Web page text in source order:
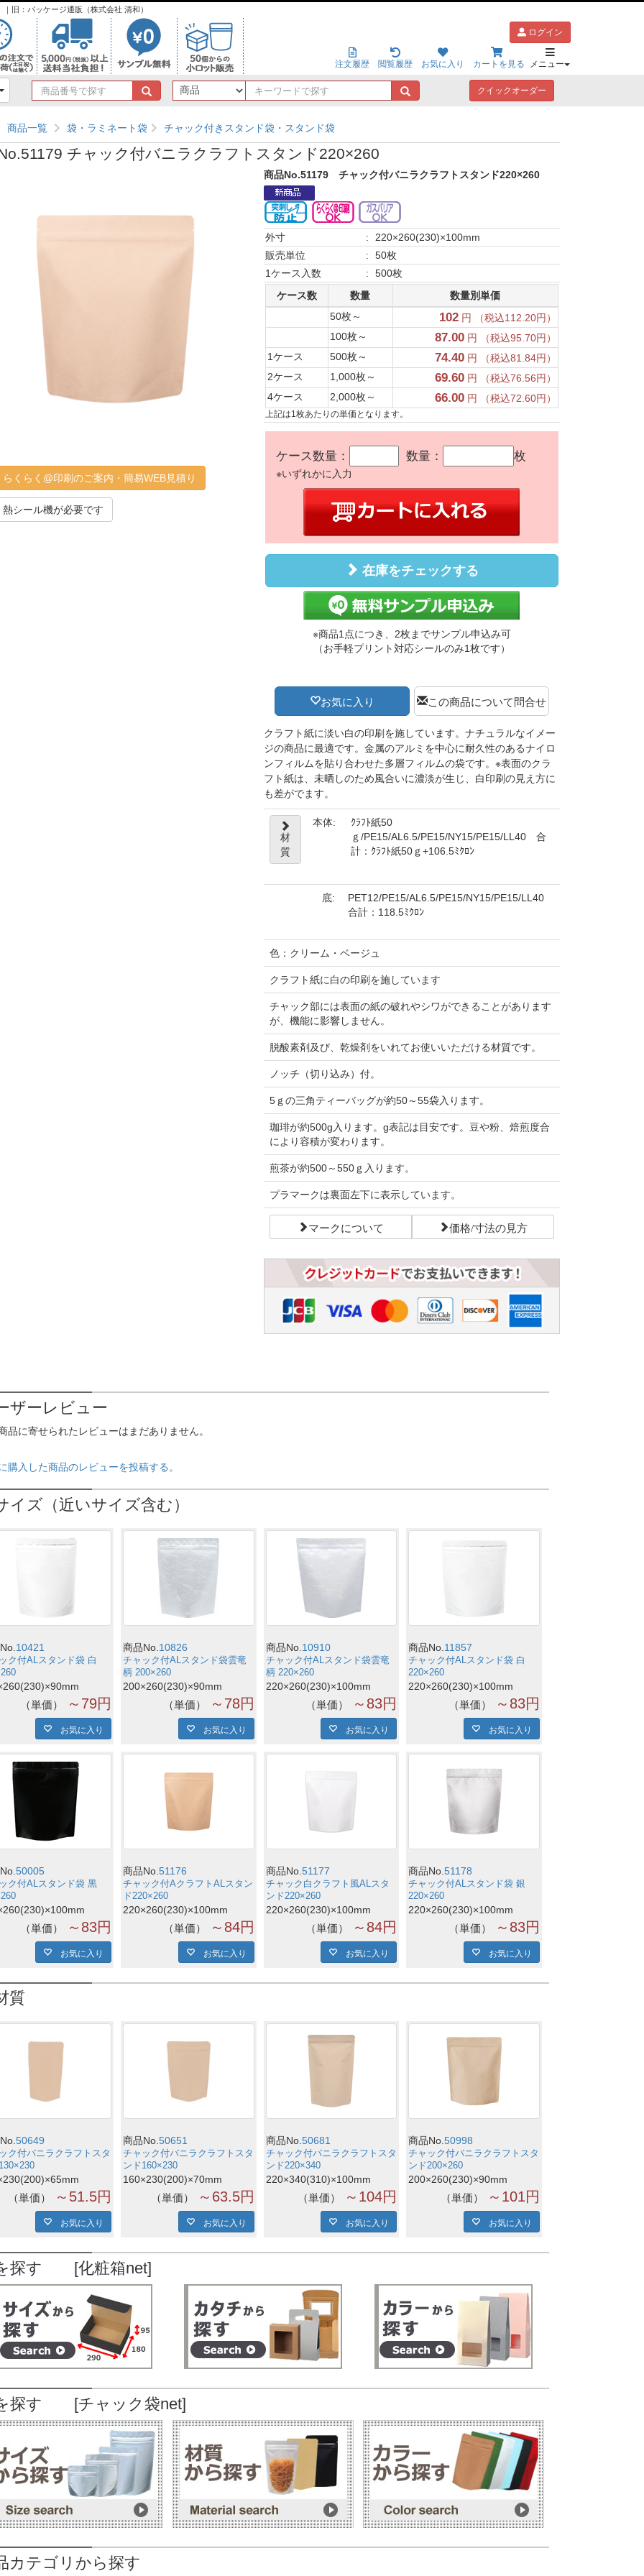
旧：パッケージ通販（株式会社 清和）
ログイン
注文履歴 閲覧履歴 お気に入り カートを見る メニュー
商
品
号
で
探
キ
ー
ー
ド
で
探
クイックオーダー
商品一覧 袋・ラミネート袋 チャック付きスタンド袋・スタンド袋
チャック付バニラクラフトスタンド220×260
らくらく@印刷のご案内・簡易WEB見積り
熱シール機が必要です
商品No.51179 チャック付バニラクラフトスタンド220×260
外寸 :
220×260(230)×100mm
販売単位
:
50枚
1ケース入数
:
500枚
ケース数
数量
数量別単価
50枚～
102円 （税込112.20円）
100枚～
87.00円 （税込95.70円）
1ケース
500枚～ 74.40円 （税込81.84円）
2ケース
1,000枚～ 69.60円 （税込76.56円）
4ケース
2,000枚～ 66.00円 （税込72.60円）
上記は1枚あたりの単価となります。
ケース数量： 数量： 枚
※いずれかに入力
在庫をチェックする
※商品1点につき、2枚までサンプル申込み可
（お手軽プリント対応シールのみ1枚です）
お気に入り この商品について問合せ
クラフト紙に淡い白の印刷を施しています。ナチュラルなイメー
ジの商品に最適です。金属のアルミを中心に耐久性のあるナイロ
ンフィルムを貼り合わせた多層フィルムの袋です。※表面のクラ
フト紙は、未晒しのため風合いに濃淡が生じ、白印刷の見え方に
も差がでます。
材
質
本体:
ｸﾗﾌﾄ紙50
ｇ/PE15/AL6.5/PE15/NY15/PE15/LL40 合
計：ｸﾗﾌﾄ紙50ｇ+106.5ﾐｸﾛﾝ
底:
PET12/PE15/AL6.5/PE15/NY15/PE15/LL40
合計：118.5ﾐｸﾛﾝ
色：クリーム・ベージュ
クラフト紙に白の印刷を施しています
チャック部には表面の紙の破れやシワができることがあります
が、機能に影響しません。
脱酸素剤及び、乾燥剤をいれてお使いいただける材質です。
ノッチ（切り込み）付。
5ｇの三角ティーバッグが約50～55袋入ります。
珈琲が約500g入ります。g表記は目安です。豆や粉、焙煎度合
により容積が変わります。
煎茶が約500～550ｇ入ります。
プラマークは裏面左下に表示しています。
マークについて 価格/寸法の見方
ザーレビュー
品に寄せられたレビューはまだありません。
購入した商品のレビューを投稿する。
イズ（近いサイズ含む）
10421
ク付ALスタンド袋 白
単価 ～79円
お気に入り
商品No. 10826
チャック付ALスタンド袋雲竜
柄 200×260
200×260(230)×90mm
単価 ～78円
お気に入り
商品No. 10910
チャック付ALスタンド袋雲竜
柄 220×260
220×260(230)×100mm
単価 ～83円
お気に入り
商品No. 11857
チャック付ALスタンド袋 白
220×260
220×260(230)×100mm
単価 ～83円
お気に入り
50005
ク付ALスタンド袋 黒
単価 ～83円
お気に入り
商品No. 51176
チャック付AクラフトALスタン
ド220×260
220×260(230)×100mm
単価 ～84円
お気に入り
商品No. 51177
チャック白クラフト風ALスタ
ンド220×260
220×260(230)×100mm
単価 ～84円
お気に入り
商品No.51178
チャック付ALスタンド袋 銀
220×260
220×260(230)×100mm
単価 ～83円
お気に入り
質
50649
ク付バニラクラフトスタ
単価 ～51.5円
お気に入り
商品No.50651
チャック付バニラクラフトスタ
ンド160×230
160×230(200)×70mm
単価 ～63.5円
お気に入り
商品No.50681
チャック付バニラクラフトスタ
ンド220×340
220×340(310)×100mm
単価 ～104円
お気に入り
商品No.50998
チャック付バニラクラフトスタ
ンド200×260
200×260(230)×90mm
単価 ～101円
お気に入り
探す [化粧箱net]
探す [チャック袋net]
カテゴリから探す